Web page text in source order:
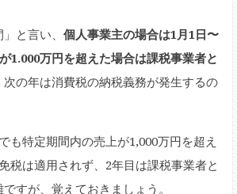
と言い、 個人事業主の場合は1月1日〜
1.000万円を超えた場合は課税事業者と
次の年は消費税の納税義務が発生するの
も特定期間内の売上が1,000万円を超え
税は適用されず、2年目は課税事業者と
すが、覚えておきましょう。